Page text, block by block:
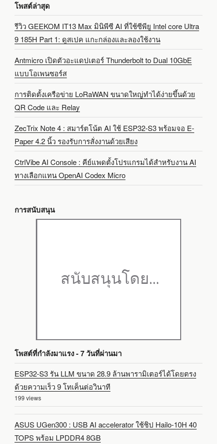
โพสต์ล่าสุด
รีวิว GEEKOM IT13 Max มินิพีซี AI ที่ใช้ซีพียู Intel core Ultra
9 185H Part 1: ดูสเปค แกะกล่องและลองใช้งาน
Antmicro เปิดตัวอะแดปเตอร์ Thunderbolt to Dual 10GbE
แบบโอเพนซอร์ส
การติดตั้งเครือข่าย LoRaWAN ขนาดใหญ่ทำได้ง่ายขึ้นด้วย
QR Code และ Relay
ZecTrix Note 4 : สมาร์ตโน้ต AI ใช้ ESP32-S3 พร้อมจอ E-
Paper 4.2 นิ้ว รองรับการสั่งงานด้วยเสียง
CtrlVibe AI Console : คีย์แพดตั้งโปรแกรมได้สำหรับงาน AI
ทางเลือกแทน OpenAI Codex Micro
การสนับสนุน
โพสต์ที่กำลังมาแรง - 7 วันที่ผ่านมา
ESP32-S3 รัน LLM ขนาด 28.9 ล้านพารามิเตอร์ได้โดยตรง
ด้วยความเร็ว 9 โทเค็นต่อวินาที
199 views
ASUS UGen300 : USB AI accelerator ใช้ชิป Hailo-10H 40
TOPS พร้อม LPDDR4 8GB